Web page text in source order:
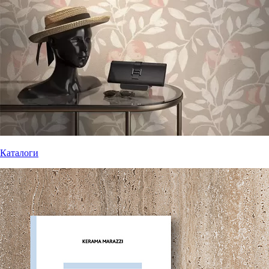
Каталоги